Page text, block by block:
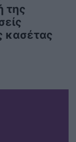
της
κασέτας